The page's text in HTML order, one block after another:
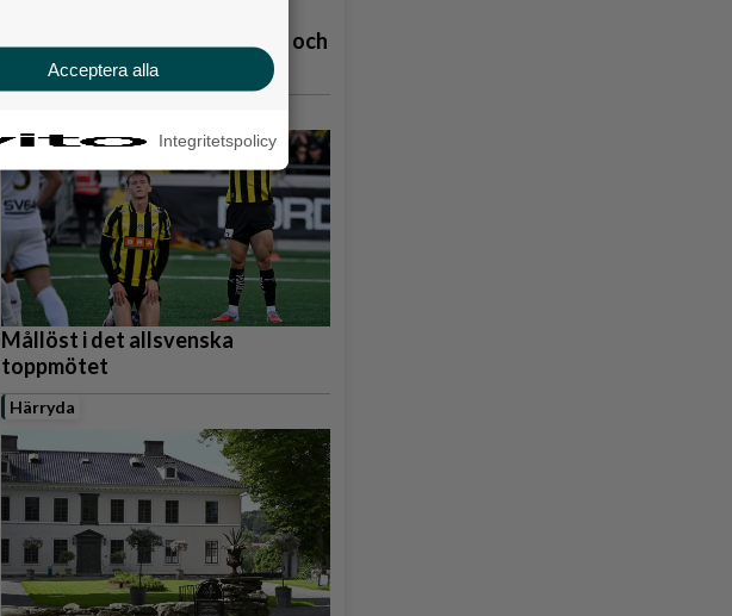
Bjöds på trummor, såpbubblor och
grillade räkor
Mållöst i det allsvenska
toppmötet
Härryda
Acceptera alla
Integritetspolicy